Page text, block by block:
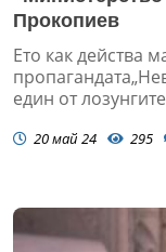
Прокопиев
Ето как действа
един от
20 май 24 295